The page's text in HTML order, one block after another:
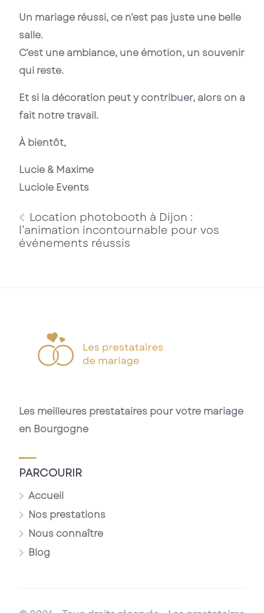
Un mariage réussi, ce n’est pas juste une belle
salle.
C’est une ambiance, une émotion, un souvenir
qui reste.
Et si la décoration peut y contribuer, alors on a
fait notre travail.
À bientôt,
Lucie & Maxime
Luciole Events
Location photobooth à Dijon :
l’animation incontournable pour vos
événements réussis
Les meilleures prestataires pour votre mariage
en Bourgogne
PARCOURIR
Accueil
Nos prestations
Nous connaître
Blog